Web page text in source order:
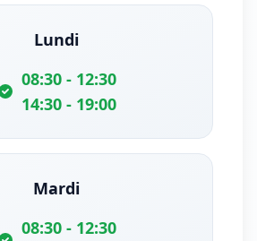
Lundi
08:30 - 12:30
14:30 - 19:00
Mardi
08:30 - 12:30